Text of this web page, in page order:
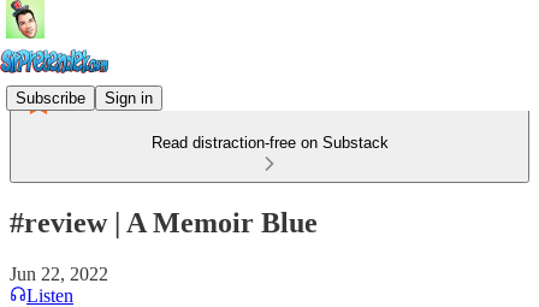
Subscribe Sign in
Read distraction-free on Substack
#review | A Memoir Blue
Jun 22, 2022
Listen